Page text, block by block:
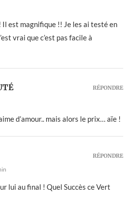
est magnifique !! Je les ai testé en
vrai que c’est pas facile à
d’amour.. mais alors le prix… aïe !
RÉPONDRE
lui au final ! Quel Succès ce Vert
RÉPONDRE